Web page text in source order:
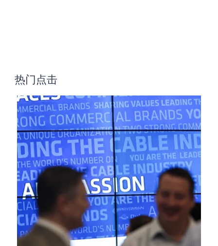
热门点击